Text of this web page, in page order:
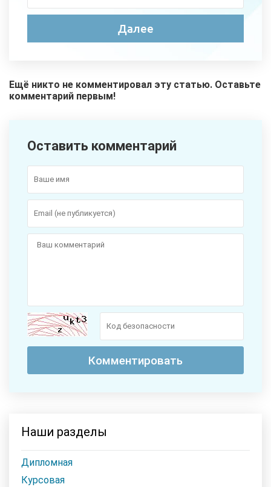
Ещё никто не комментировал эту статью. Оставьте
комментарий первым!
Оставить комментарий
Наши разделы
Дипломная
Курсовая